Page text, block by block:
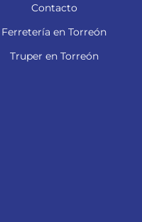
Contacto
Ferretería en Torreón
Truper en Torreón